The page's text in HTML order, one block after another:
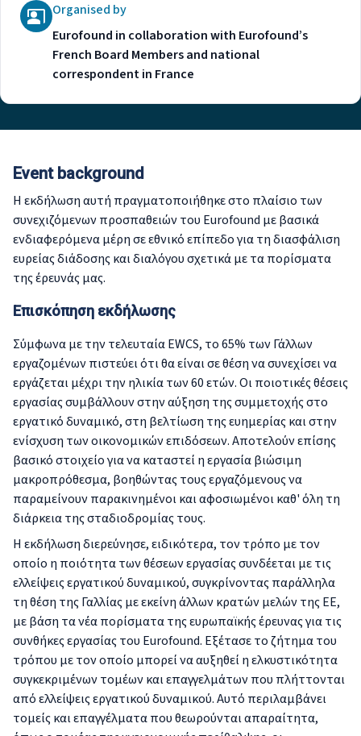
Organised by
Eurofound in collaboration with Eurofound’s
French Board Members and national
correspondent in France
Event background
Η εκδήλωση αυτή πραγματοποιήθηκε στο πλαίσιο των
συνεχιζόμενων προσπαθειών του Eurofound με βασικά
ενδιαφερόμενα μέρη σε εθνικό επίπεδο για τη διασφάλιση
ευρείας διάδοσης και διαλόγου σχετικά με τα πορίσματα
της έρευνάς μας.
Επισκόπηση εκδήλωσης
Σύμφωνα με την τελευταία EWCS, το 65% των Γάλλων
εργαζομένων πιστεύει ότι θα είναι σε θέση να συνεχίσει να
εργάζεται μέχρι την ηλικία των 60 ετών. Οι ποιοτικές θέσεις
εργασίας συμβάλλουν στην αύξηση της συμμετοχής στο
εργατικό δυναμικό, στη βελτίωση της ευημερίας και στην
ενίσχυση των οικονομικών επιδόσεων. Αποτελούν επίσης
βασικό στοιχείο για να καταστεί η εργασία βιώσιμη
μακροπρόθεσμα, βοηθώντας τους εργαζόμενους να
παραμείνουν παρακινημένοι και αφοσιωμένοι καθ' όλη τη
διάρκεια της σταδιοδρομίας τους.
Η εκδήλωση διερεύνησε, ειδικότερα, τον τρόπο με τον
οποίο η ποιότητα των θέσεων εργασίας συνδέεται με τις
ελλείψεις εργατικού δυναμικού, συγκρίνοντας παράλληλα
τη θέση της Γαλλίας με εκείνη άλλων κρατών μελών της ΕΕ,
με βάση τα νέα πορίσματα της ευρωπαϊκής έρευνας για τις
συνθήκες εργασίας του Eurofound. Εξέτασε το ζήτημα του
τρόπου με τον οποίο μπορεί να αυξηθεί η ελκυστικότητα
συγκεκριμένων τομέων και επαγγελμάτων που πλήττονται
από ελλείψεις εργατικού δυναμικού. Αυτό περιλαμβάνει
τομείς και επαγγέλματα που θεωρούνται απαραίτητα,